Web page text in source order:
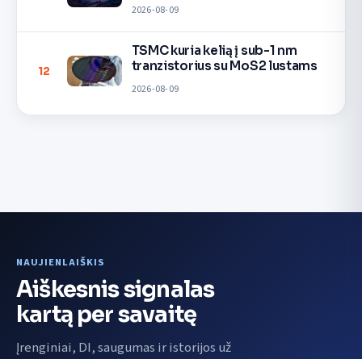
2026-08-09
12
TSMC kuria kelią į sub-1 nm
tranzistorius su MoS2 lustams
2026-08-09
NAUJIENLAIŠKIS
Aiškesnis signalas
kartą per savaitę
Įrenginiai, DI, saugumas ir istorijos už